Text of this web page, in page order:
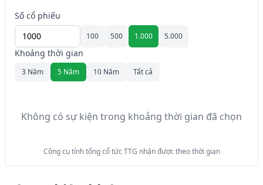
Số cổ phiếu
100 500 1.000 5.000
Khoảng thời gian
3 Năm 5 Năm 10 Năm Tất cả
Không có sự kiện trong khoảng thời gian đã chọn
Công cụ tính tổng cổ tức TTG nhận được theo thời gian